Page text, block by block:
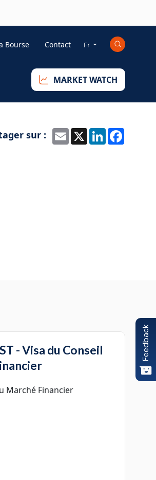
Bourse Contact Fr
MARKET WATCH
sur : EmailX LinkedIn
- Visa du Conseil
Marché Financier
Feedback